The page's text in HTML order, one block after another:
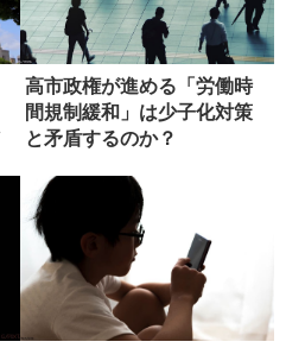
高市政権が進める「労働時
間規制緩和」は少子化対策
と矛盾するのか？